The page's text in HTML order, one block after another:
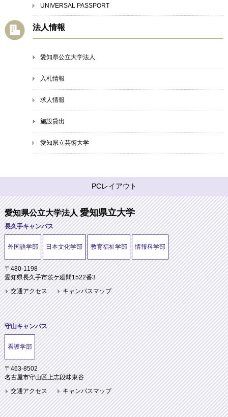
UNIVERSAL PASSPORT
法人情報
愛知県公立大学法人
入札情報
求人情報
施設貸出
愛知県立芸術大学
PCレイアウト
愛知県公立大学法人愛知県立大学
長久手キャンパス
外国語学部 日本文化学部 教育福祉学部 情報科学部
〒480-1198
愛知県長久手市茨ケ廻間1522番3
交通アクセス
キャンパスマップ
守山キャンパス
看護学部
〒463-8502
名古屋市守山区上志段味東谷
交通アクセス
キャンパスマップ